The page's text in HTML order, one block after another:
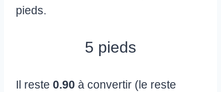
pieds.
5 pieds
Il reste 0.90 à convertir (le reste